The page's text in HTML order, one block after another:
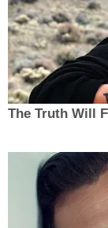
The Truth Will